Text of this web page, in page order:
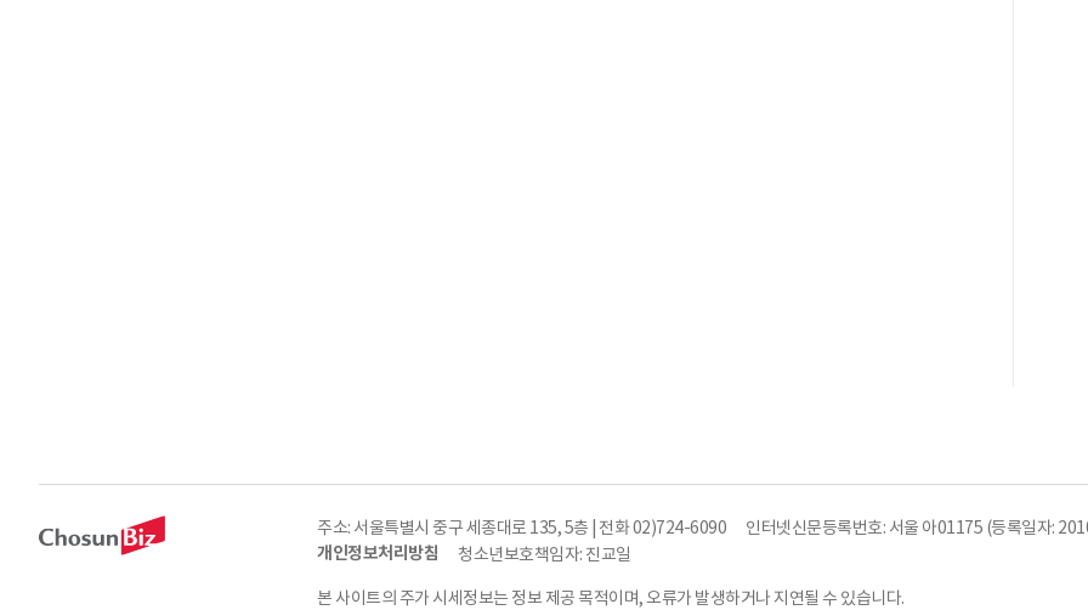
주소: 서울특별시 중구 세종대로 135, 5층 | 전화 02)724-6090 인터넷신문등록번호: 서울 아01175 (등록일자:
개인정보처리방침
청소년보호책임자: 진교일
본 사이트의 주가 시세정보는 정보 제공 목적이며, 오류가 발생하거나 지연될 수 있습니다.